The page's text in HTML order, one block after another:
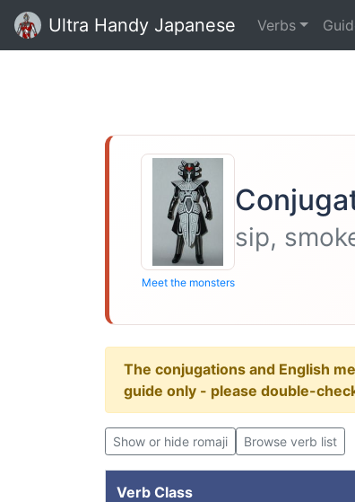
Ultra Handy Japanese Verbs
Meet the monsters
sip,
The conjugations and English
guide only - please double-
Show or hide romaji Browse verb list
Verb Class